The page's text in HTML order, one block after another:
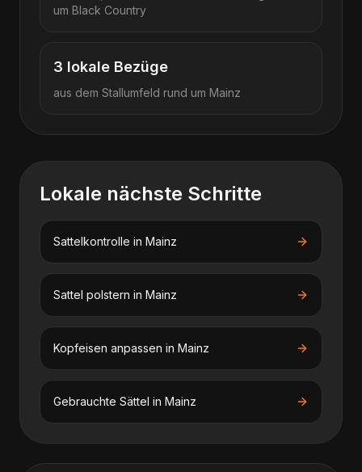
um Black Country
3 lokale Bezüge
aus dem Stallumfeld rund um Mainz
Lokale nächste Schritte
Sattelkontrolle in Mainz
Sattel polstern in Mainz
Kopfeisen anpassen in Mainz
Gebrauchte Sättel in Mainz